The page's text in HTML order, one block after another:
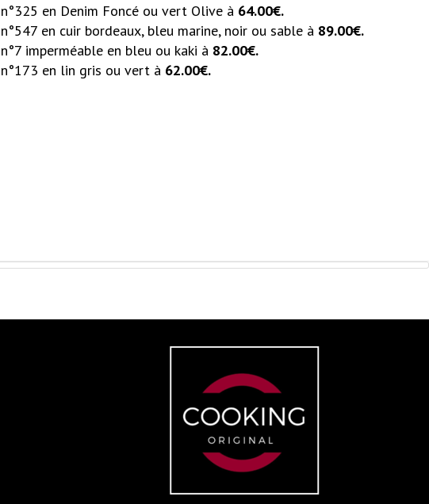
en Denim Foncé ou vert Olive à 64.00€.
en cuir bordeaux, bleu marine, noir ou sable à 89.00€.
imperméable en bleu ou kaki à 82.00€.
en lin gris ou vert à 62.00€.